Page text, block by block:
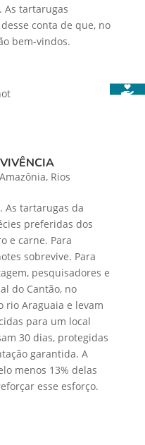
As tartarugas
conta de que, no
bem-vindos.
Amazônia, Rios
As tartarugas da
preferidas dos
e carne. Para
sobrevive. Para
pesquisadores e
do Cantão, no
rio Araguaia e levam
para um local
30 dias, protegidas
garantida. A
menos 13% delas
esse esforço.